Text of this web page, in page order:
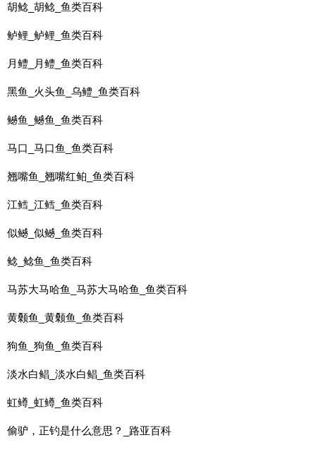
胡鲶_胡鲶_鱼类百科
鲈鲤_鲈鲤_鱼类百科
月鳢_月鳢_鱼类百科
黑鱼_火头鱼_乌鳢_鱼类百科
鳡鱼_鳡鱼_鱼类百科
马口_马口鱼_鱼类百科
翘嘴鱼_翘嘴红鲌_鱼类百科
江鳕_江鳕_鱼类百科
似鳡_似鳡_鱼类百科
鲶_鲶鱼_鱼类百科
马苏大马哈鱼_马苏大马哈鱼_鱼类百科
黄颡鱼_黄颡鱼_鱼类百科
狗鱼_狗鱼_鱼类百科
淡水白鲳_淡水白鲳_鱼类百科
虹鳟_虹鳟_鱼类百科
偷驴，正钓是什么意思？_路亚百科